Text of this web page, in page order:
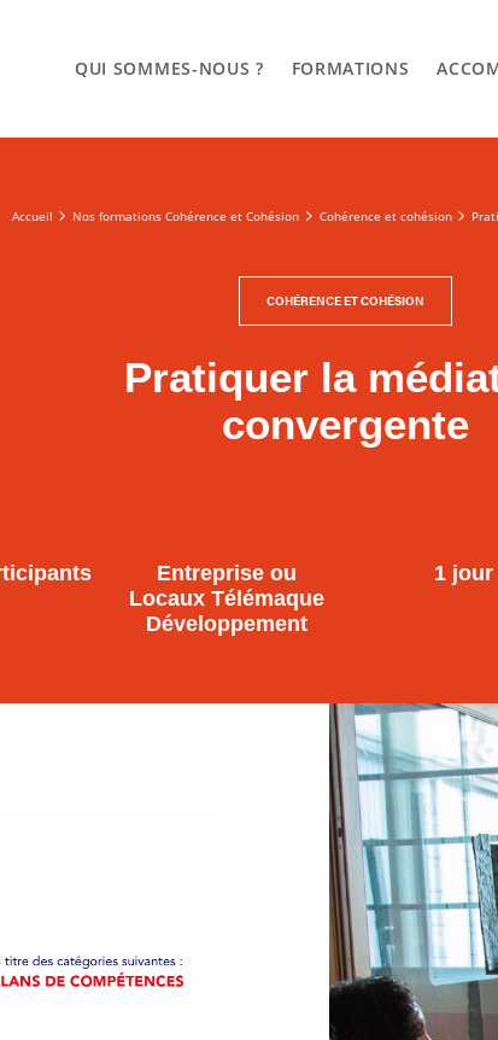
QUI SOMMES-NOUS ? FORMATIONS
Accueil Nos formations Cohérence et Cohésion Cohérence et cohésion
COHÉRENCE ET COHÉSION
Pratiquer la
convergente
Entreprise ou
Locaux Télémaque
Développement
1 jour